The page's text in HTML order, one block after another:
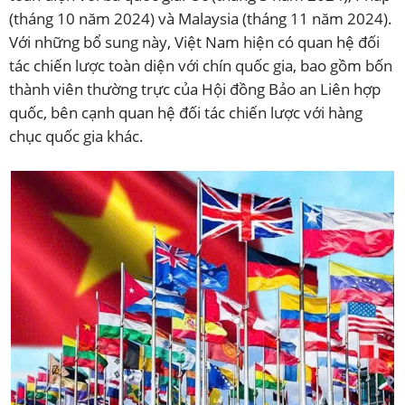
(tháng 10 năm 2024) và Malaysia (tháng 11 năm 2024).
Với những bổ sung này, Việt Nam hiện có quan hệ đối
tác chiến lược toàn diện với chín quốc gia, bao gồm bốn
thành viên thường trực của Hội đồng Bảo an Liên hợp
quốc, bên cạnh quan hệ đối tác chiến lược với hàng
chục quốc gia khác.